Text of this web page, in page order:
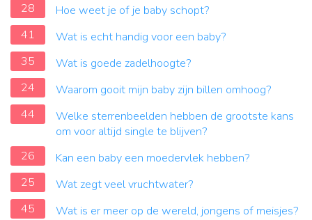
28
Hoe weet je of je baby schopt?
41
Wat is echt handig voor een baby?
35
Wat is goede zadelhoogte?
24
Waarom gooit mijn baby zijn billen omhoog?
44
Welke sterrenbeelden hebben de grootste kans
om voor altijd single te blijven?
26
Kan een baby een moedervlek hebben?
25
Wat zegt veel vruchtwater?
45
Wat is er meer op de wereld, jongens of meisjes?